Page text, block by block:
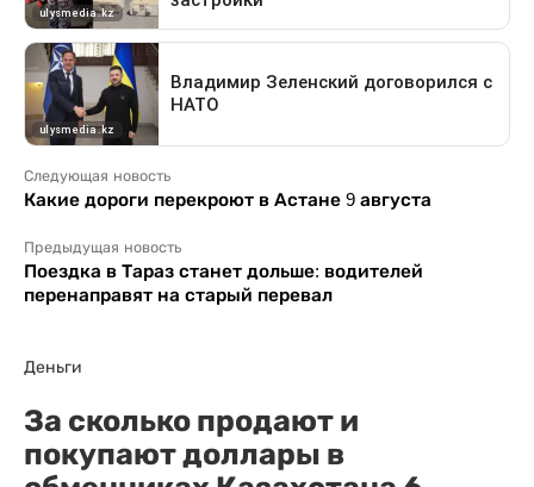
Следующая новость
Какие дороги перекроют в Астане 9 августа
Предыдущая новость
Поездка в Тараз станет дольше: водителей
перенаправят на старый перевал
Деньги
За сколько продают и
покупают доллары в